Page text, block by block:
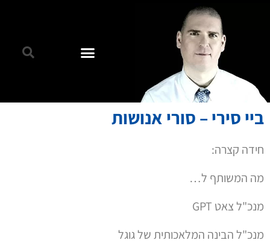
ביי סירי – סורי אנושות
חידה קצרה:
מה המשותף ל…
מנכ"ל צאט GPT
מנכ"ל הבינה המלאכותית של גוגל